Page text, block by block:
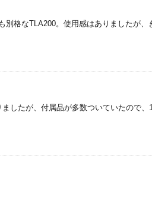
格なTLA200。使用感はありましたが、
したが、付属品が多数ついていたので、